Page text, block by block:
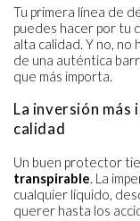
Tu primera línea de
puedes hacer por tu
alta calidad. Y no, no
de una auténtica
que más importa.
La inversión
calidad
Un buen protector
transpirable. La
cualquier líquido,
querer hasta los